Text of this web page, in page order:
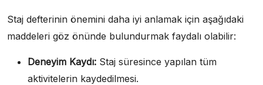
Staj defterinin önemini daha iyi anlamak için aşağıdaki
maddeleri göz önünde bulundurmak faydalı olabilir:
Deneyim Kaydı: Staj süresince yapılan tüm
aktivitelerin kaydedilmesi.